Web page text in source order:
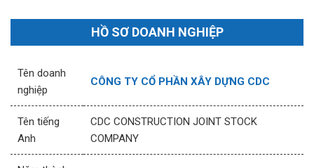
HỒ SƠ DOANH NGHIỆP
Tên doanh
nghiệp
CÔNG TY CỔ PHẦN XÂY DỰNG CDC
Tên tiếng
Anh
CDC CONSTRUCTION JOINT STOCK
COMPANY